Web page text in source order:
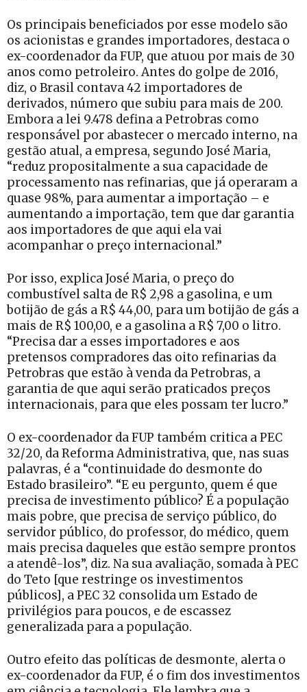
Os principais beneficiados por esse modelo são
os acionistas e grandes importadores, destaca o
ex-coordenador da FUP, que atuou por mais de 30
anos como petroleiro. Antes do golpe de 2016,
diz, o Brasil contava 42 importadores de
derivados, número que subiu para mais de 200.
Embora a lei 9.478 defina a Petrobras como
responsável por abastecer o mercado interno, na
gestão atual, a empresa, segundo José Maria,
“reduz propositalmente a sua capacidade de
processamento nas refinarias, que já operaram a
quase 98%, para aumentar a importação – e
aumentando a importação, tem que dar garantia
aos importadores de que aqui ela vai
acompanhar o preço internacional.”
Por isso, explica José Maria, o preço do
combustível salta de R$ 2,98 a gasolina, e um
botijão de gás a R$ 44,00, para um botijão de gás a
mais de R$ 100,00, e a gasolina a R$ 7,00 o litro.
“Precisa dar a esses importadores e aos
pretensos compradores das oito refinarias da
Petrobras que estão à venda da Petrobras, a
garantia de que aqui serão praticados preços
internacionais, para que eles possam ter lucro.”
O ex-coordenador da FUP também critica a PEC
32/20, da Reforma Administrativa, que, nas suas
palavras, é a “continuidade do desmonte do
Estado brasileiro”. “E eu pergunto, quem é que
precisa de investimento público? É a população
mais pobre, que precisa de serviço público, do
servidor público, do professor, do médico, quem
mais precisa daqueles que estão sempre prontos
a atendê-los”, diz. Na sua avaliação, somada à PEC
do Teto [que restringe os investimentos
públicos], a PEC 32 consolida um Estado de
privilégios para poucos, e de escassez
generalizada para a população.
Outro efeito das políticas de desmonte, alerta o
ex-coordenador da FUP, é o fim dos investimentos